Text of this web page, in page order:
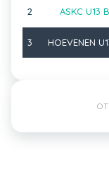
2 ASKC U13 B
3 HOEVENEN